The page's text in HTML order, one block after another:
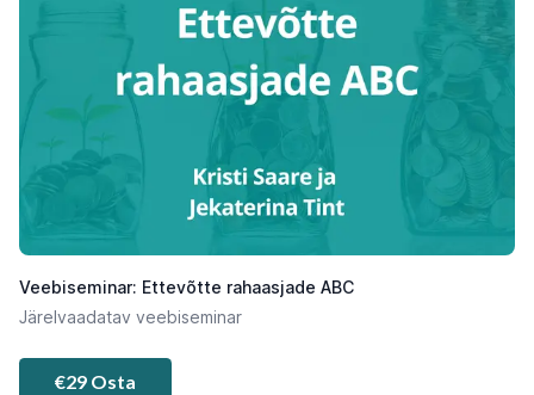
Veebiseminar: Ettevõtte rahaasjade ABC
Järelvaadatav veebiseminar
€29 Osta